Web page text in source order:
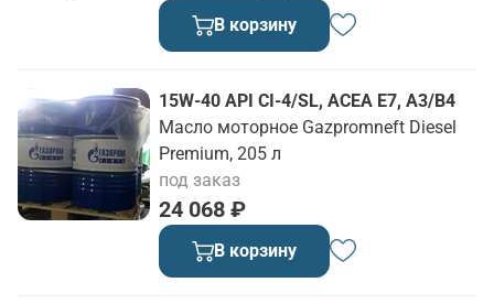
В корзину
15W-40 API CI-4/SL, ACEA E7, A3/B4
Масло моторное Gazpromneft Diesel
Premium, 205 л
24 068 ₽
под заказ
В корзину